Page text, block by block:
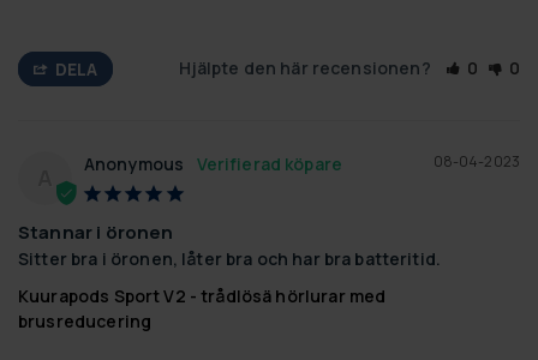
DELA Hjälpte den här recensionen? 0 0
08-04-2023
Anonymous
Stannar i öronen
Sitter bra i öronen, låter bra och har bra batteritid.
Kuurapods Sport V2 - trådlösä hörlurar med
brusreducering